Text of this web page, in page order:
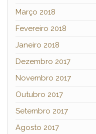
Março 2018
Fevereiro 2018
Janeiro 2018
Dezembro 2017
Novembro 2017
Outubro 2017
Setembro 2017
Agosto 2017